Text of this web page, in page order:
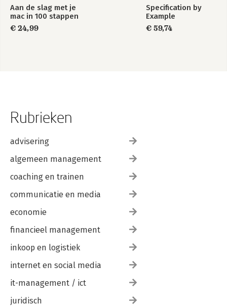
Aan de slag met je
mac in 100 stappen
€ 24,99
Specification by
Example
€ 59,74
Rubrieken
advisering
algemeen management
coaching en trainen
communicatie en media
economie
financieel management
inkoop en logistiek
internet en social media
it-management / ict
juridisch